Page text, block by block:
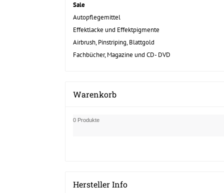
Sale
Autopflegemittel
Effektlacke und Effektpigmente
Airbrush, Pinstriping, Blattgold
Fachbücher, Magazine und CD- DVD
Warenkorb
0 Produkte
Hersteller Info